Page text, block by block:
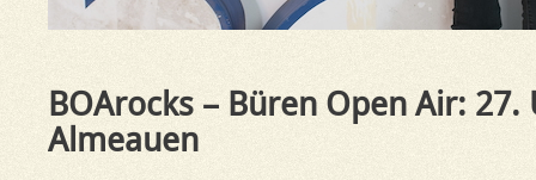
BOArocks – Büren Open Air:
Almeauen